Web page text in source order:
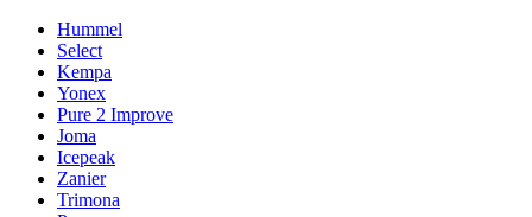
Hummel
Select
Kempa
Yonex
Pure 2 Improve
Joma
Icepeak
Zanier
Trimona